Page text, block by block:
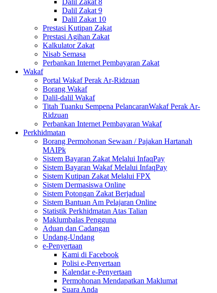
Dalil Zakat 8
Dalil Zakat 9
Dalil Zakat 10
Prestasi Kutipan Zakat
Prestasi Agihan Zakat
Kalkulator Zakat
Nisab Semasa
Perbankan Internet Pembayaran Zakat
Wakaf
Portal Wakaf Perak Ar-Ridzuan
Borang Wakaf
Dalil-dalil Wakaf
Titah Tuanku Sempena PelancaranWakaf Perak Ar-
Ridzuan
Perbankan Internet Pembayaran Wakaf
Perkhidmatan
Borang Permohonan Sewaan / Pajakan Hartanah
MAIPk
Sistem Bayaran Zakat Melalui InfaqPay
Sistem Bayaran Wakaf Melalui InfaqPay
Sistem Kutipan Zakat Melalui FPX
Sistem Dermasiswa Online
Sistem Potongan Zakat Berjadual
Sistem Bantuan Am Pelajaran Online
Statistik Perkhidmatan Atas Talian
Maklumbalas Pengguna
Aduan dan Cadangan
Undang-Undang
e-Penyertaan
Kami di Facebook
Polisi e-Penyertaan
Kalendar e-Penyertaan
Permohonan Mendapatkan Maklumat
Suara Anda